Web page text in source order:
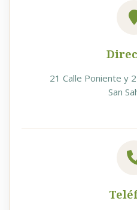
21 Calle Poniente y
San